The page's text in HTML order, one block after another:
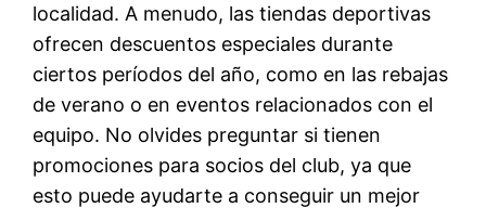
localidad. A menudo, las tiendas deportivas
ofrecen descuentos especiales durante
ciertos períodos del año, como en las rebajas
de verano o en eventos relacionados con el
equipo. No olvides preguntar si tienen
promociones para socios del club, ya que
esto puede ayudarte a conseguir un mejor